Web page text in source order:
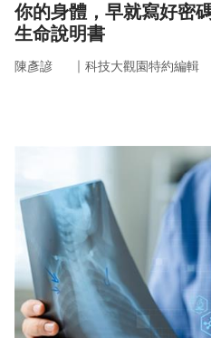
你的身體，早就寫好密
生命說明書
陳彥諺 ｜ 科技大觀園特約編輯